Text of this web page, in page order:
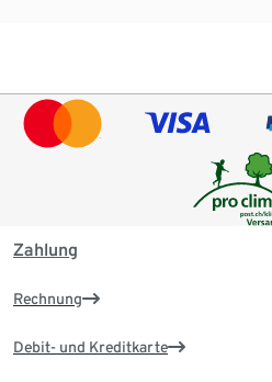
Zahlung
Rechnung
Debit- und Kreditkarte